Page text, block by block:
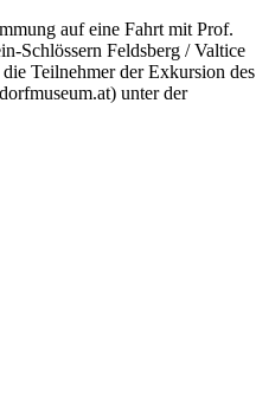
auf eine Fahrt mit Prof.
Schlössern Feldsberg / Valtice
Teilnehmer der Exkursion des
unter der